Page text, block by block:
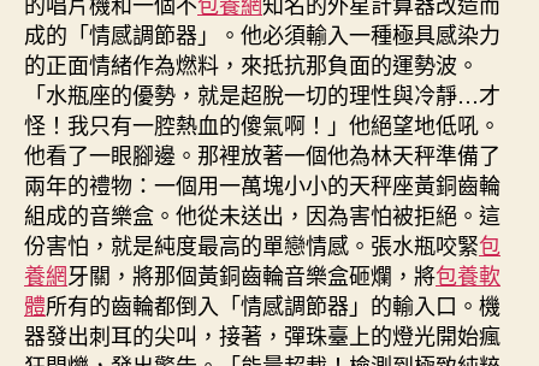
成的「情感調節器」。他必須輸入一種極具感染力
的正面情緒作為燃料，來抵抗那負面的運勢波。
「水瓶座的優勢，就是超脫一切的理性與冷靜…才
怪！我只有一腔熱血的傻氣啊！」他絕望地低吼。
他看了一眼腳邊。那裡放著一個他為林天秤準備了
兩年的禮物：一個用一萬塊小小的天秤座黃銅齒輪
組成的音樂盒。他從未送出，因為害怕被拒絕。這
份害怕，就是純度最高的單戀情感。張水瓶咬緊包
養網牙關，將那個黃銅齒輪音樂盒砸爛，將包養軟
體所有的齒輪都倒入「情感調節器」的輸入口。機
器發出刺耳的尖叫，接著，彈珠臺上的燈光開始瘋